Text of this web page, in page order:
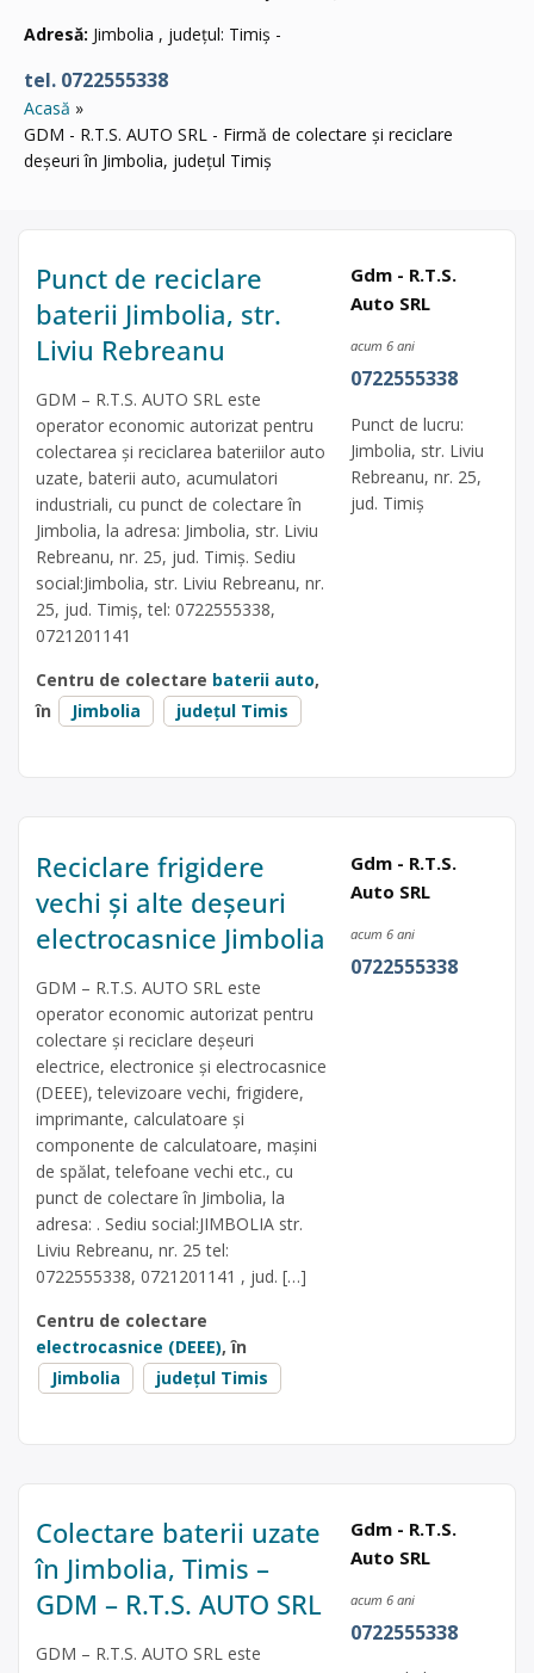
Adresă: Jimbolia , județul: Timiș -
tel. 0722555338
Acasă
GDM - R.T.S. AUTO SRL - Firmă de colectare și reciclare
deșeuri în Jimbolia, județul Timiș
Punct de reciclare
baterii Jimbolia, str.
Liviu Rebreanu
GDM – R.T.S. AUTO SRL este
operator economic autorizat pentru
colectarea și reciclarea bateriilor auto
uzate, baterii auto, acumulatori
industriali, cu punct de colectare în
Jimbolia, la adresa: Jimbolia, str. Liviu
Rebreanu, nr. 25, jud. Timiș. Sediu
social:Jimbolia, str. Liviu Rebreanu, nr.
25, jud. Timiș, tel: 0722555338,
0721201141
Centru de colectare baterii auto,
în
Jimbolia județul Timis
Gdm - R.T.S.
Auto SRL
acum 6 ani
0722555338
Punct de lucru:
Jimbolia, str. Liviu
Rebreanu, nr. 25,
jud. Timiș
Reciclare frigidere
vechi și alte deșeuri
electrocasnice Jimbolia
GDM – R.T.S. AUTO SRL este
operator economic autorizat pentru
colectare și reciclare deșeuri
electrice, electronice și electrocasnice
(DEEE), televizoare vechi, frigidere,
imprimante, calculatoare și
componente de calculatoare, mașini
de spălat, telefoane vechi etc., cu
punct de colectare în Jimbolia, la
adresa: . Sediu social:JIMBOLIA str.
Liviu Rebreanu, nr. 25 tel:
0722555338, 0721201141 , jud. […]
Centru de colectare
electrocasnice (DEEE), în
Jimbolia
județul Timis
Gdm - R.T.S.
Auto SRL
acum 6 ani
0722555338
Colectare baterii uzate
în Jimbolia, Timis –
GDM – R.T.S. AUTO SRL
GDM – R.T.S. AUTO SRL este
Gdm - R.T.S.
Auto SRL
acum 6 ani
0722555338